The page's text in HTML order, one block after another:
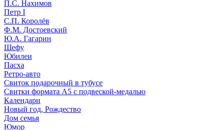
П.С. Нахимов
Петр I
С.П. Королёв
Ф.М. Достоевский
Ю.А. Гагарин
Шефу
Юбилеи
Пасха
Ретро-авто
Свиток подарочный в тубусе
Свитки формата А5 с подвеской-медалью
Календари
Новый год, Рождество
Дом семья
Юмор